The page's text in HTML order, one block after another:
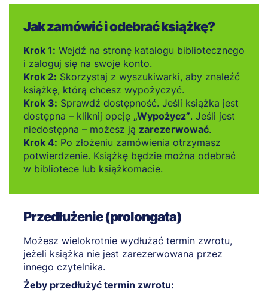
Jak zamówić i odebrać książkę?
Krok 1: Wejdź na stronę katalogu bibliotecznego
i zaloguj się na swoje konto.
Krok 2: Skorzystaj z wyszukiwarki, aby znaleźć
książkę, którą chcesz wypożyczyć.
Krok 3: Sprawdź dostępność. Jeśli książka jest
dostępna – kliknij opcję „Wypożycz”. Jeśli jest
niedostępna – możesz ją zarezerwować.
Krok 4: Po złożeniu zamówienia otrzymasz
potwierdzenie. Książkę będzie można odebrać
w bibliotece lub książkomacie.
Przedłużenie (prolongata)
Możesz wielokrotnie wydłużać termin zwrotu,
jeżeli książka nie jest zarezerwowana przez
innego czytelnika.
Żeby przedłużyć termin zwrotu: